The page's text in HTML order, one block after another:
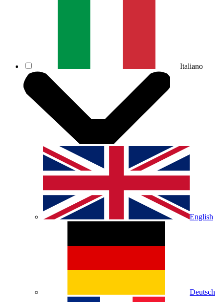
Italiano
English
Deutsch